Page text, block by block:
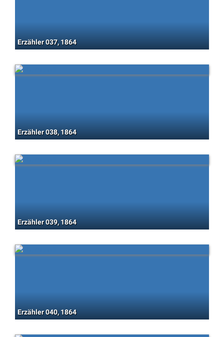
Erzähler 037, 1864
Erzähler 038, 1864
Erzähler 039, 1864
Erzähler 040, 1864